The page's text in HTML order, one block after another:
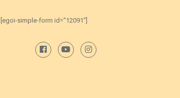
[egoi-simple-form id="12091"]